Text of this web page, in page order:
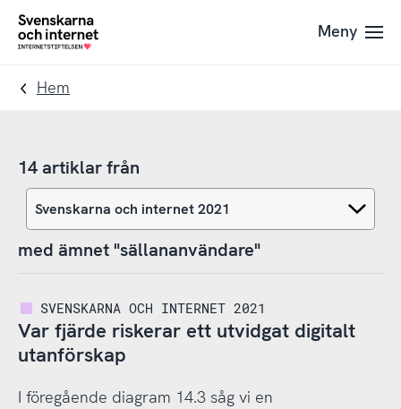
Till
navigation
Till
innehåll
To
Meny
Hem
14 artiklar från
med ämnet "sällananvändare"
SVENSKARNA OCH INTERNET 2021
Var fjärde riskerar ett utvidgat digitalt
utanförskap
I föregående diagram 14.3 såg vi en